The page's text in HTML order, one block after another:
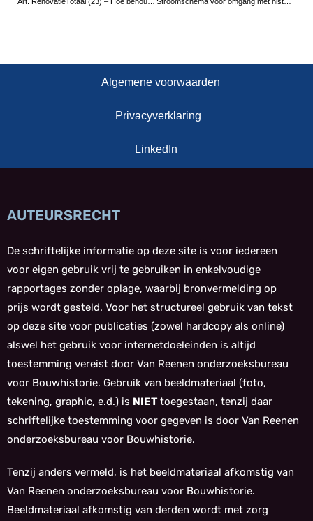
Algemene voorwaarden
Privacyverklaring
LinkedIn
AUTEURSRECHT
De schriftelijke informatie op deze site is voor iedereen
voor eigen gebruik vrij te gebruiken in enkelvoudige
rapportages zonder oplage, waarbij bronvermelding op
prijs wordt gesteld. Voor het structureel gebruik van tekst
op deze site voor publicaties (zowel hardcopy als online)
alswel het gebruik voor internetdoeleinden is altijd
toestemming vereist door Van Reenen onderzoeksbureau
voor Bouwhistorie. Gebruik van beeldmateriaal (foto,
tekening, graphic, e.d.) is NIETtoegestaan, tenzij daar
schriftelijke toestemming voor gegeven is door Van Reenen
onderzoeksbureau voor Bouwhistorie.
Tenzij anders vermeld, is het beeldmateriaal afkomstig van
Van Reenen onderzoeksbureau voor Bouwhistorie.
Beeldmateriaal afkomstig van derden wordt met zorg